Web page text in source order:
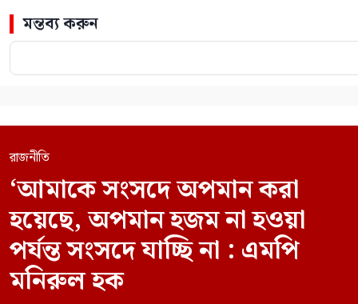
মন্তব্য করুন
রাজনীতি
‘আমাকে সংসদে অপমান করা
হয়েছে, অপমান হজম না হওয়া
পর্যন্ত সংসদে যাচ্ছি না : এমপি
মনিরুল হক